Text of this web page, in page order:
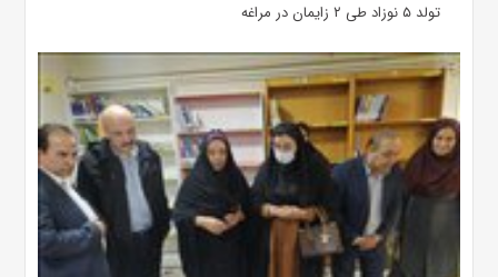
تولد ۵ نوزاد طی ۲ زایمان در مراغه